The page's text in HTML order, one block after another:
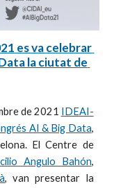
es va celebrar
la ciutat de
de 2021 IDEAI-
AI & Big Data,
El Centre de
Angulo Bahón,
, van presentar la